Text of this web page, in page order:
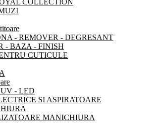
COLLECTION
- REMOVER - DEGRESANT
- BAZA - FINISH
CUTICULE
- LED
SI ASPIRATOARE
MANICHIURA